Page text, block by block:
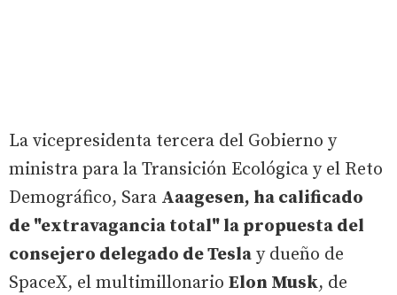
La vicepresidenta tercera del Gobierno y
ministra para la Transición Ecológica y el Reto
Demográfico, Sara Aaagesen, ha calificado
de "extravagancia total" la propuesta del
consejero delegado de Tesla y dueño de
SpaceX, el multimillonario Elon Musk, de